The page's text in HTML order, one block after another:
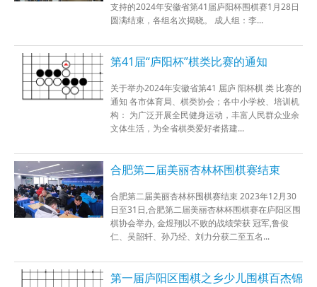
支持的2024年安徽省第41届庐阳杯围棋赛1月28日
圆满结束，各组名次揭晓。 成人组：李...
第41届“庐阳杯”棋类比赛的通知
关于举办2024年安徽省第41 届庐 阳杯棋 类 比赛的
通知 各市体育局、棋类协会；各中小学校、培训机
构： 为广泛开展全民健身运动，丰富人民群众业余
文体生活，为全省棋类爱好者搭建...
合肥第二届美丽杏林杯围棋赛结束
合肥第二届美丽杏林杯围棋赛结束 2023年12月30
日至31日,合肥第二届美丽杏林杯围棋赛在庐阳区围
棋协会举办, 金煜翔以不败的战绩荣获 冠军,鲁俊
仁、吴韶轩、孙乃经、刘力分获二至五名...
第一届庐阳区围棋之乡少儿围棋百杰锦